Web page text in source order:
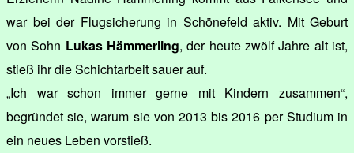
war bei der Flugsicherung in Schönefeld aktiv. Mit Geburt
von Sohn Lukas Hämmerling, der heute zwölf Jahre alt ist,
stieß ihr die Schichtarbeit sauer auf.
„Ich war schon immer gerne mit Kindern zusammen“,
begründet sie, warum sie von 2013 bis 2016 per Studium in
ein neues Leben vorstieß.